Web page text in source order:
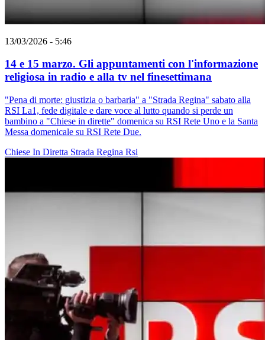
13/03/2026 - 5:46
14 e 15 marzo. Gli appuntamenti con l'informazione
religiosa in radio e alla tv nel finesettimana
"Pena di morte: giustizia o barbaria" a "Strada Regina" sabato alla
RSI La1, fede digitale e dare voce al lutto quando si perde un
bambino a "Chiese in dirette" domenica su RSI Rete Uno e la Santa
Messa domenicale su RSI Rete Due.
Chiese In Diretta Strada Regina Rsi